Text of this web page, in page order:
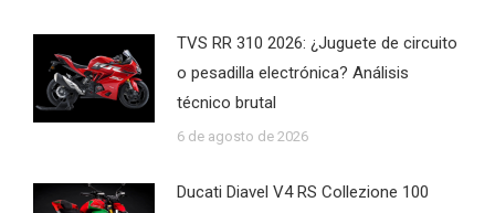
TVS RR 310 2026: ¿Juguete de circuito
o pesadilla electrónica? Análisis
técnico brutal
6 de agosto de 2026
Ducati Diavel V4 RS Collezione 100